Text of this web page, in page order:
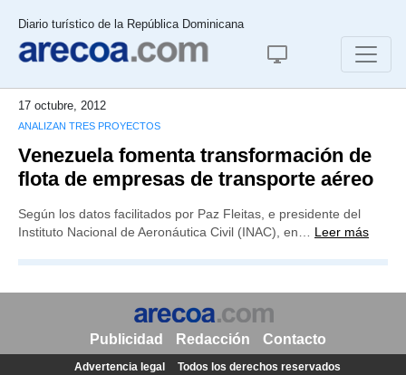
Diario turístico de la República Dominicana
17 octubre, 2012
ANALIZAN TRES PROYECTOS
Venezuela fomenta transformación de
flota de empresas de transporte aéreo
Según los datos facilitados por Paz Fleitas, e presidente del
Instituto Nacional de Aeronáutica Civil (INAC), en… Leer más
Publicidad Redacción Contacto
Advertencia legal
Todos los derechos reservados